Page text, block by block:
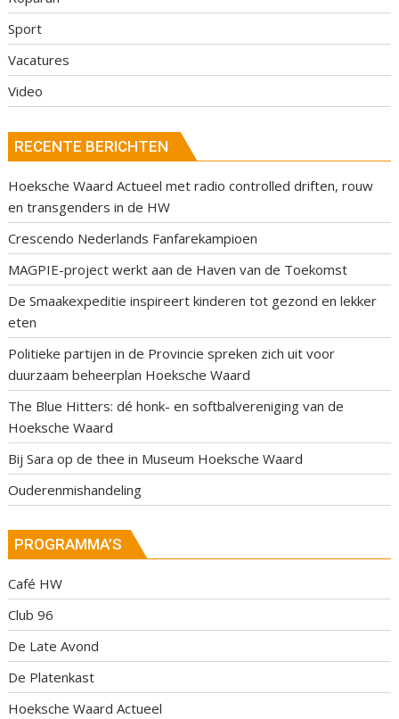
Sport
Vacatures
Video
RECENTE BERICHTEN
Hoeksche Waard Actueel met radio controlled driften, rouw
en transgenders in de HW
Crescendo Nederlands Fanfarekampioen
MAGPIE-project werkt aan de Haven van de Toekomst
De Smaakexpeditie inspireert kinderen tot gezond en lekker
eten
Politieke partijen in de Provincie spreken zich uit voor
duurzaam beheerplan Hoeksche Waard
The Blue Hitters: dé honk- en softbalvereniging van de
Hoeksche Waard
Bij Sara op de thee in Museum Hoeksche Waard
Ouderenmishandeling
PROGRAMMA’S
Café HW
Club 96
De Late Avond
De Platenkast
Hoeksche Waard Actueel